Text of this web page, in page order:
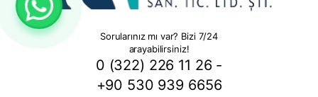
Sorularınız mı var? Bizi 7/24
arayabilirsiniz!
0 (322) 226 11 26 -
+90 530 939 6656